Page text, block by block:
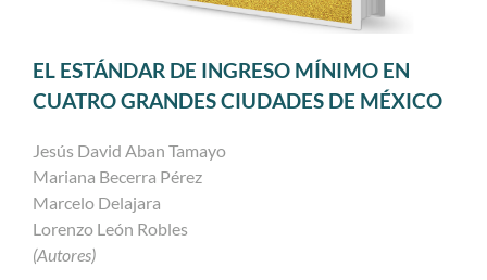
EL ESTÁNDAR DE INGRESO MÍNIMO EN
CUATRO GRANDES CIUDADES DE MÉXICO
Jesús David Aban Tamayo
Mariana Becerra Pérez
Marcelo Delajara
Lorenzo León Robles
(Autores)